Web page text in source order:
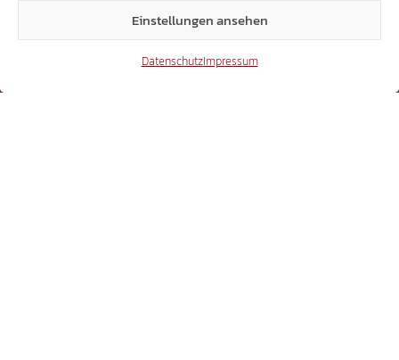
Einstellungen ansehen
DatenschutzImpressum
Threads